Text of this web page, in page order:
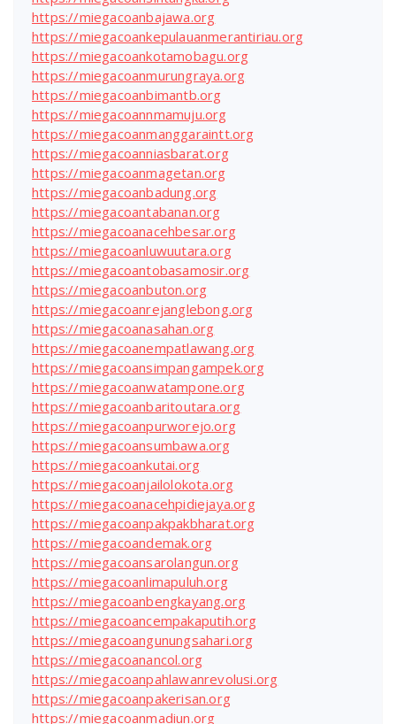
https://miegacoanbajawa.org
https://miegacoankepulauanmerantiriau.org
https://miegacoankotamobagu.org
https://miegacoanmurungraya.org
https://miegacoanbimantb.org
https://miegacoannmamuju.org
https://miegacoanmanggaraintt.org
https://miegacoanniasbarat.org
https://miegacoanmagetan.org
https://miegacoanbadung.org
https://miegacoantabanan.org
https://miegacoanacehbesar.org
https://miegacoanluwuutara.org
https://miegacoantobasamosir.org
https://miegacoanbuton.org
https://miegacoanrejanglebong.org
https://miegacoanasahan.org
https://miegacoanempatlawang.org
https://miegacoansimpangampek.org
https://miegacoanwatampone.org
https://miegacoanbaritoutara.org
https://miegacoanpurworejo.org
https://miegacoansumbawa.org
https://miegacoankutai.org
https://miegacoanjailolokota.org
https://miegacoanacehpidiejaya.org
https://miegacoanpakpakbharat.org
https://miegacoandemak.org
https://miegacoansarolangun.org
https://miegacoanlimapuluh.org
https://miegacoanbengkayang.org
https://miegacoancempakaputih.org
https://miegacoangunungsahari.org
https://miegacoanancol.org
https://miegacoanpahlawanrevolusi.org
https://miegacoanpakerisan.org
https://miegacoanmadiun.org